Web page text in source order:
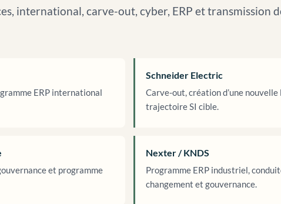
international, carve-out, cyber, ERP et transmission
ERP international
Schneider Electric
Carve-out, création d’une nouvelle
trajectoire SI cible.
et programme
Nexter / KNDS
Programme ERP industriel,
changement et gouvernance.